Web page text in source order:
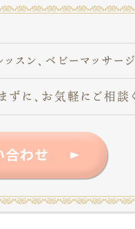
スン、 ベビーマッサー
に、 お気軽にご相談
合わせ